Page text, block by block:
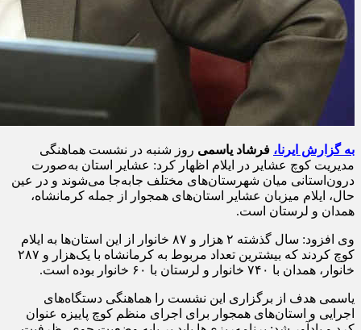
به گزارش ایرنا، فرشاد یاسمی روز شنبه در نشست هماهنگی
مدیریت کوچ عشایر در ایلام اظهار کرد: عشایر استان به‌صورت
درون‌استانی میان شهرستان‌های مختلف جابه‌جا می‌شوند و در عین
حال، ایلام میزبان عشایر استان‌های همجوار از جمله کرمانشاه،
همدان و لرستان است.
وی افزود: سال گذشته ۲ هزار و ۸۷ خانوار از این استان‌ها به ایلام
کوچ کردند که بیشترین تعداد مربوط به کرمانشاه با یک‌هزار و ۲۸۷
خانوار، همدان با ۷۴۰ خانوار و لرستان با ۶۰ خانوار بوده است.
یاسمی هدف از برگزاری این نشست را هماهنگی دستگاه‌های
اجرایی و استان‌های همجوار برای اجرای منظم کوچ پاییزه عنوان